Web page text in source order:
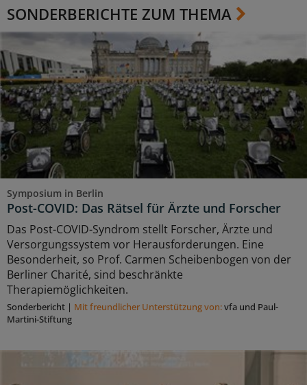
SONDERBERICHTE ZUM THEMA
Symposium in Berlin
Post-COVID: Das Rätsel für Ärzte und Forscher
Das Post-COVID-Syndrom stellt Forscher, Ärzte und
Versorgungssystem vor Herausforderungen. Eine
Besonderheit, so Prof. Carmen Scheibenbogen von der
Berliner Charité, sind beschränkte
Therapiemöglichkeiten.
Sonderbericht | Mit freundlicher Unterstützung von:vfa und Paul-
Martini-Stiftung